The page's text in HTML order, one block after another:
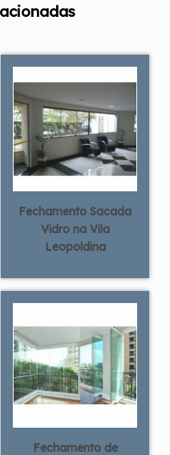
Fechamento Sacada
Vidro na Vila
Leopoldina
Fechamento de